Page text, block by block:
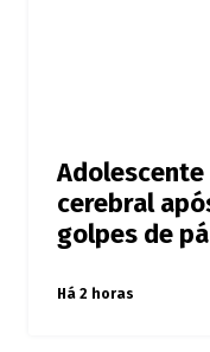
cerebral
golpes de
Há 2 horas